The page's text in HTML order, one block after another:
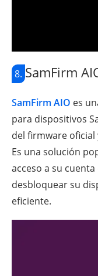
8. SamFirm
SamFirm AIO es
para dispositivos
del firmware oficial
Es una solución
acceso a su
desbloquear su
eficiente.